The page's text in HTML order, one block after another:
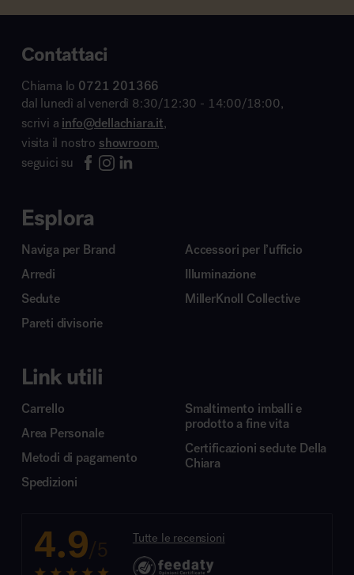
Contattaci
Chiama lo 0721 201366
dal lunedì al venerdì 8:30/12:30 - 14:00/18:00,
scrivi a info@dellachiara.it,
visita il nostro showroom,
seguici su
Esplora
Naviga per Brand
Arredi
Sedute
Pareti divisorie
Accessori per l’ufficio
Illuminazione
MillerKnoll Collective
Link utili
Carrello
Area Personale
Metodi di pagamento
Spedizioni
Smaltimento imballi e
prodotto a fine vita
Certificazioni sedute Della
Chiara
4.9/5 Tutte le recensioni